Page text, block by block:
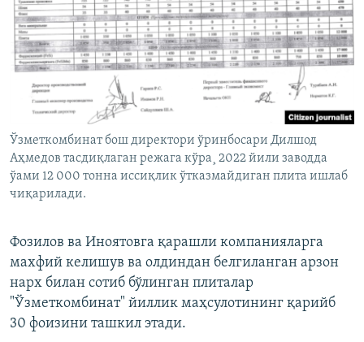
Ўзметкомбинат бош директори ўринбосари Дилшод
Аҳмедов тасдиқлаган режага кўра¸ 2022 йили заводда
ўами 12 000 тонна иссиқлик ўтказмайдиган плита ишлаб
чиқарилади.
Фозилов ва Иноятовга қарашли компанияларга
махфий келишув ва олдиндан белгиланган арзон
нарх билан сотиб бўлинган плиталар
"Ўзметкомбинат" йиллик маҳсулотининг қарийб
30 фоизини ташкил этади.